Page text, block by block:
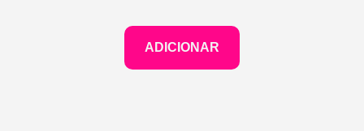
ADICIONAR